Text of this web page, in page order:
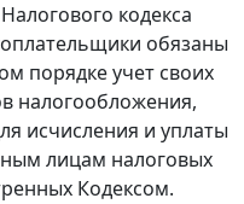
Налогового кодекса
обязаны
порядке учет своих
налогообложения,
исчисления и уплаты
лицам налоговых
Кодексом.